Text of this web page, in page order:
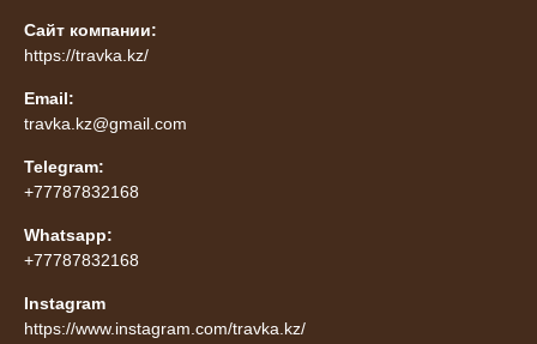
Сайт компании:
https://travka.kz/
Email:
travka.kz@gmail.com
Telegram:
+77787832168
Whatsapp:
+77787832168
Instagram
https://www.instagram.com/travka.kz/